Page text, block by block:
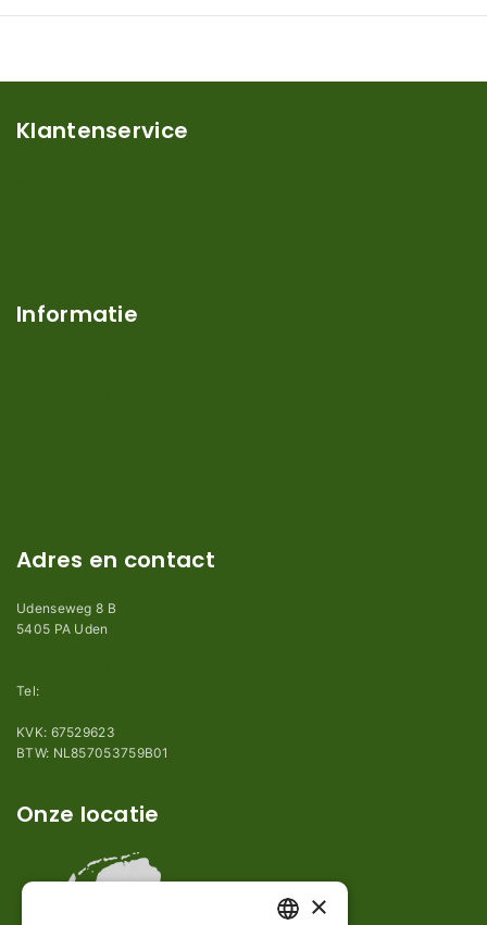
Klantenservice
Informatie
Adres en contact
Udenseweg 8 B
5405 PA Uden
Tel:
KVK: 67529623
BTW: NL857053759B01
Onze locatie
×